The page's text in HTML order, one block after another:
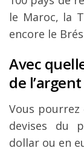
le Maroc, la
encore le
Avec
de
Vous pourrez
devises du
dollar ou en